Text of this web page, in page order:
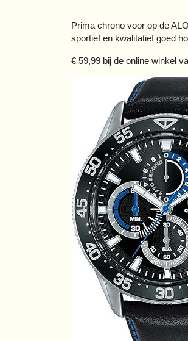
Prima chrono voor op de
sportief en kwalitatief goed
€ 59,99 bij de online winkel